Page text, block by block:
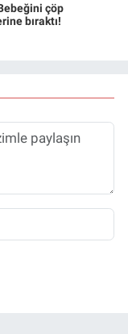
çöp
bıraktı!